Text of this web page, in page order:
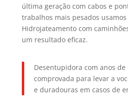
última geração com cabos e
trabalhos mais pesados
Hidrojateamento com
um resultado eficaz.
Desentupidora com anos de
comprovada para levar a
e duradouras em casos de